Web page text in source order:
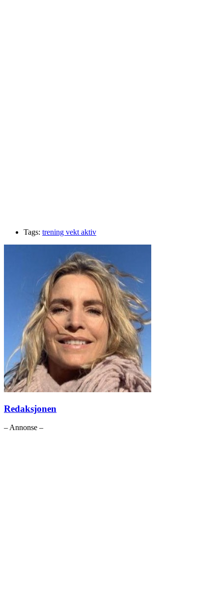
Tags: trening vekt aktiv
Redaksjonen
– Annonse –